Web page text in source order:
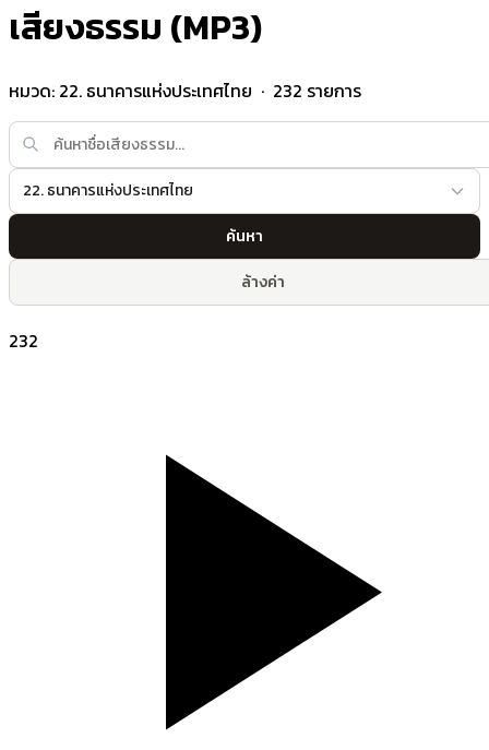
เสียงธรรม (MP3)
หมวด: 22. ธนาคารแห่งประเทศไทย · 232 รายการ
22. ธนาคารแห่งประเทศไทย
ค้นหา
ล้างค่า
232